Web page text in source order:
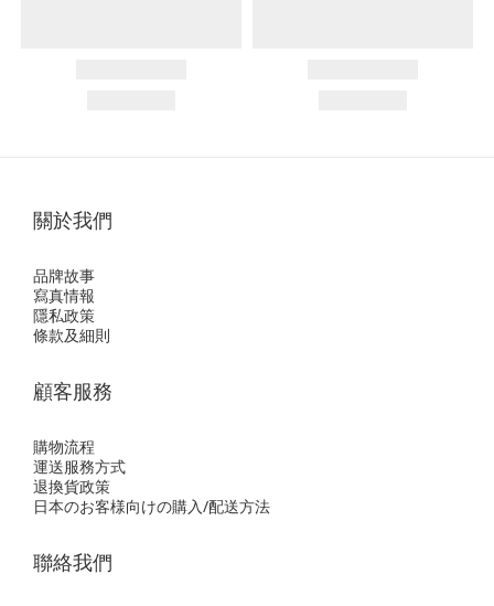
關於我們
品牌故事
寫真情報
隱私政策
條款及細則
顧客服務
購物流程
運送服務方式
退換貨政策
日本のお客様向けの購入/配送方法
聯絡我們